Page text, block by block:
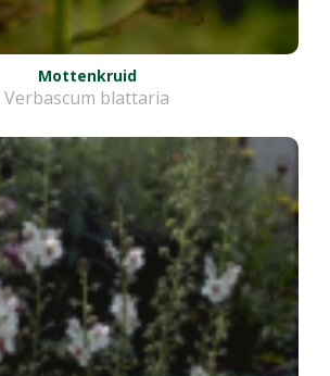
Mottenkruid
Verbascum blattaria